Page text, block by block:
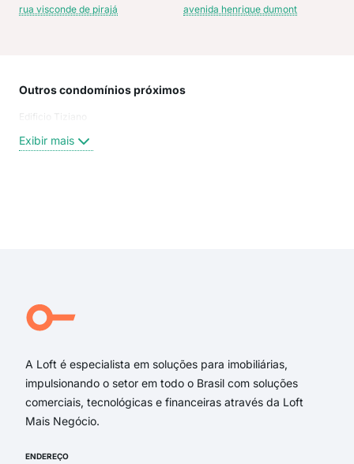
rua visconde de pirajá avenida henrique dumont
Outros condomínios próximos
Edificio Tiziano
Exibir mais
A Loft é especialista em soluções para imobiliárias,
impulsionando o setor em todo o Brasil com soluções
comerciais, tecnológicas e financeiras através da Loft
Mais Negócio.
ENDEREÇO